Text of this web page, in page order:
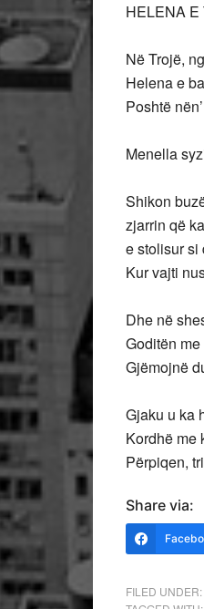
HELENA E
Në Trojë,
Helena e
Poshtë
Menella
Shikon
zjarrin që
e stolisur si
Kur vajti
Dhe në
Goditën
Gjëmojnë
Gjaku u ka
Kordhë me
Përpiqen,
Share via:
FILED UNDER: